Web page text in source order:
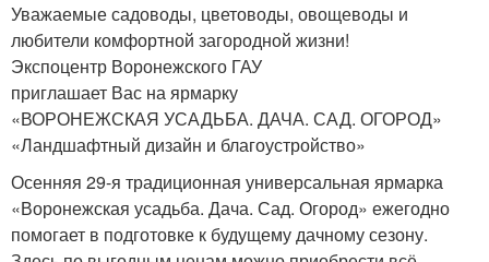
Уважаемые садоводы, цветоводы, овощеводы и
любители комфортной загородной жизни!
Экспоцентр Воронежского ГАУ
приглашает Вас на ярмарку
«ВОРОНЕЖСКАЯ УСАДЬБА. ДАЧА. САД. ОГОРОД»
«Ландшафтный дизайн и благоустройство»
Осенняя 29-я традиционная универсальная ярмарка
«Воронежская усадьба. Дача. Сад. Огород» ежегодно
помогает в подготовке к будущему дачному сезону.